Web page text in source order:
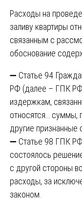
Расходы на
заливу квартиры
связанным с
обоснование
➖ Статье 94
РФ (далее – ГПК
издержкам,
относятся… суммы,
другие
➖ Статье 98 ГПК
состоялось
с другой стороны
расходы, за
законом.